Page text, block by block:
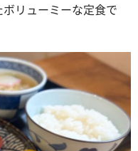
ボリューミーな定食で